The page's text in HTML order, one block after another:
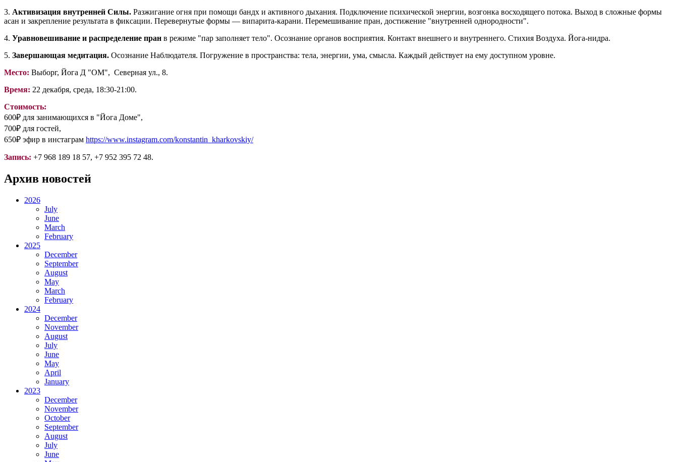
3. Активизация внутренней Силы. Разжигание огня при помощи бандх и активного дыхания. Подключение психической энергии, возгонка восходящего потока. Выход в сложные формы
асан и закрепление результата в фиксации. Перевернутые формы — випарита-карани. Перемешивание пран, достижение "внутренней однородности".
4. Уравновешивание и распределение пран в режиме "пар заполняет тело". Осознание органов восприятия. Контакт внешнего и внутреннего. Стихия Воздуха. Йога-нидра.
5. Завершающая медитация. Осознание Наблюдателя. Погружение в пространства: тела, энергии, ума, смысла. Каждый действует на ему доступном уровне.
Место: Выборг, Йога Д "ОМ", Северная ул., 8.
Время: 22 декабря, среда, 18:30-21:00.
Стоимость:
600₽ для занимающихся в "Йога Доме",
700₽ для гостей,
650₽ эфир в инстаграм https://www.instagram.com/konstantin_kharkovskiy/
Запись: +7 968 189 18 57, +7 952 395 72 48.
Архив новостей
2026
July
June
March
February
2025
December
September
August
May
March
February
2024
December
November
August
July
June
May
April
January
2023
December
November
October
September
August
July
June